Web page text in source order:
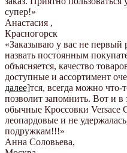
супер!»
Анастасия ,
Красногорск
«Заказываю у вас не
назвать постоянным
объясняется, качество
доступные и ассортимент
далее]тся, всегда можно что-
позволит запомнить. Вот и в
обычные Кроссовки Versace
леопардовые и не
подружкам!!!»
Анна Соловьева,